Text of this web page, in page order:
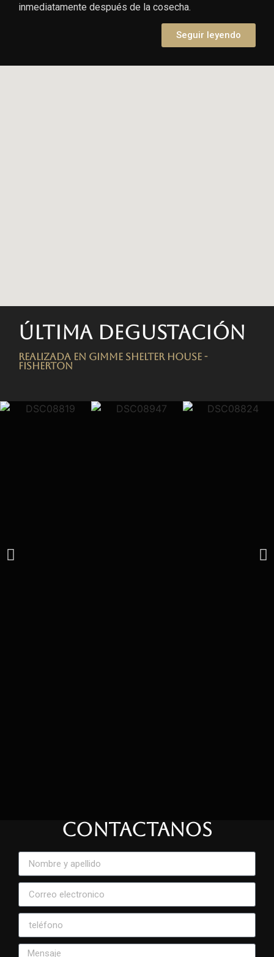
inmediatamente después de la cosecha.
Seguir leyendo
Última degustación
Realizada en Gimme Shelter House -
FISHERTON
CONTACTANOS